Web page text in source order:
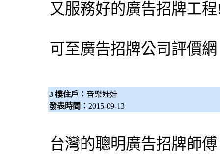
又服務好的廣告招牌工
可至廣告招牌公司評價網
3 樓住戶： 音樂娃娃
發表時間： 2015-09-13
台灣的聰明廣告招牌師